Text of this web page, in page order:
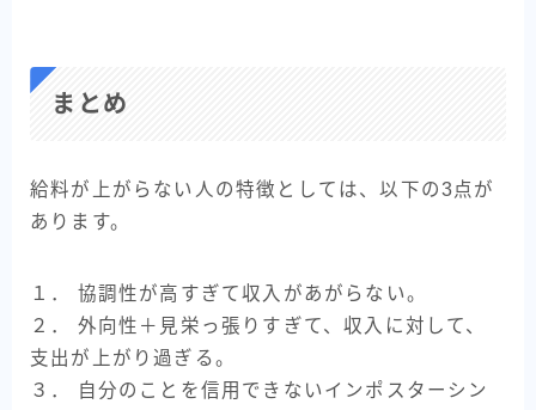
まとめ
給料が上がらない人の特徴としては、以下の3点が
あります。
１． 協調性が高すぎて収入があがらない。
２． 外向性＋見栄っ張りすぎて、収入に対して、
支出が上がり過ぎる。
３． 自分のことを信用できないインポスターシン